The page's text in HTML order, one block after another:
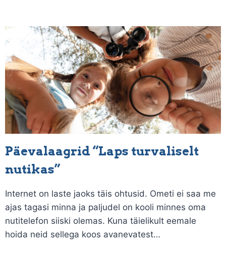
Päevalaagrid “Laps turvaliselt
nutikas”
Internet on laste jaoks täis ohtusid. Ometi ei saa me
ajas tagasi minna ja paljudel on kooli minnes oma
nutitelefon siiski olemas. Kuna täielikult eemale
hoida neid sellega koos avanevatest…